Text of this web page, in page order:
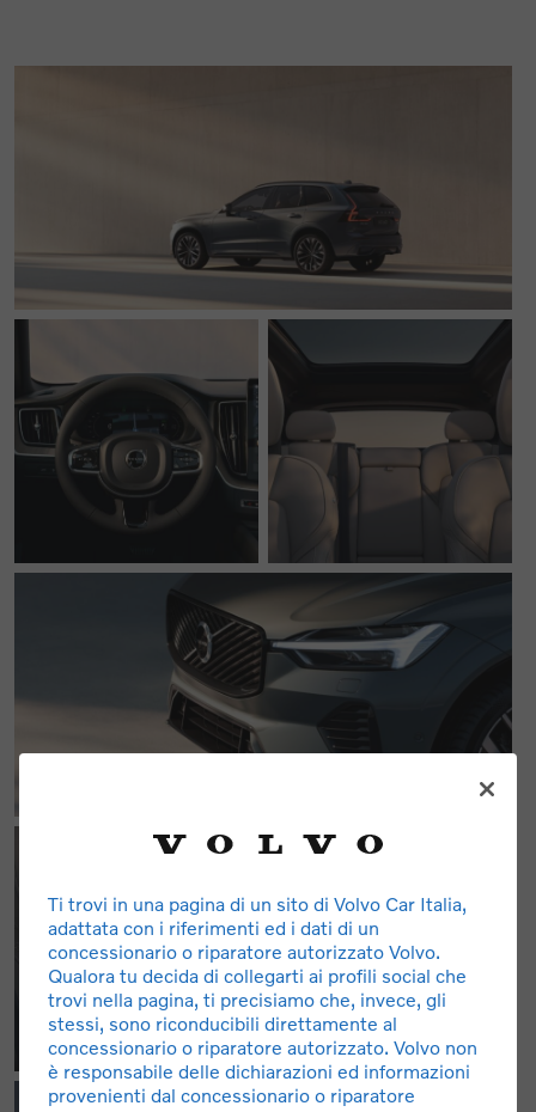
Ti trovi in una pagina di un sito di Volvo Car Italia,
adattata con i riferimenti ed i dati di un
concessionario o riparatore autorizzato Volvo.
Qualora tu decida di collegarti ai profili social che
trovi nella pagina, ti precisiamo che, invece, gli
stessi, sono riconducibili direttamente al
concessionario o riparatore autorizzato. Volvo non
è responsabile delle dichiarazioni ed informazioni
provenienti dal concessionario o riparatore